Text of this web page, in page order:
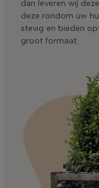
dan leveren wij
deze rondom uw
stevig en bieden
groot formaat.